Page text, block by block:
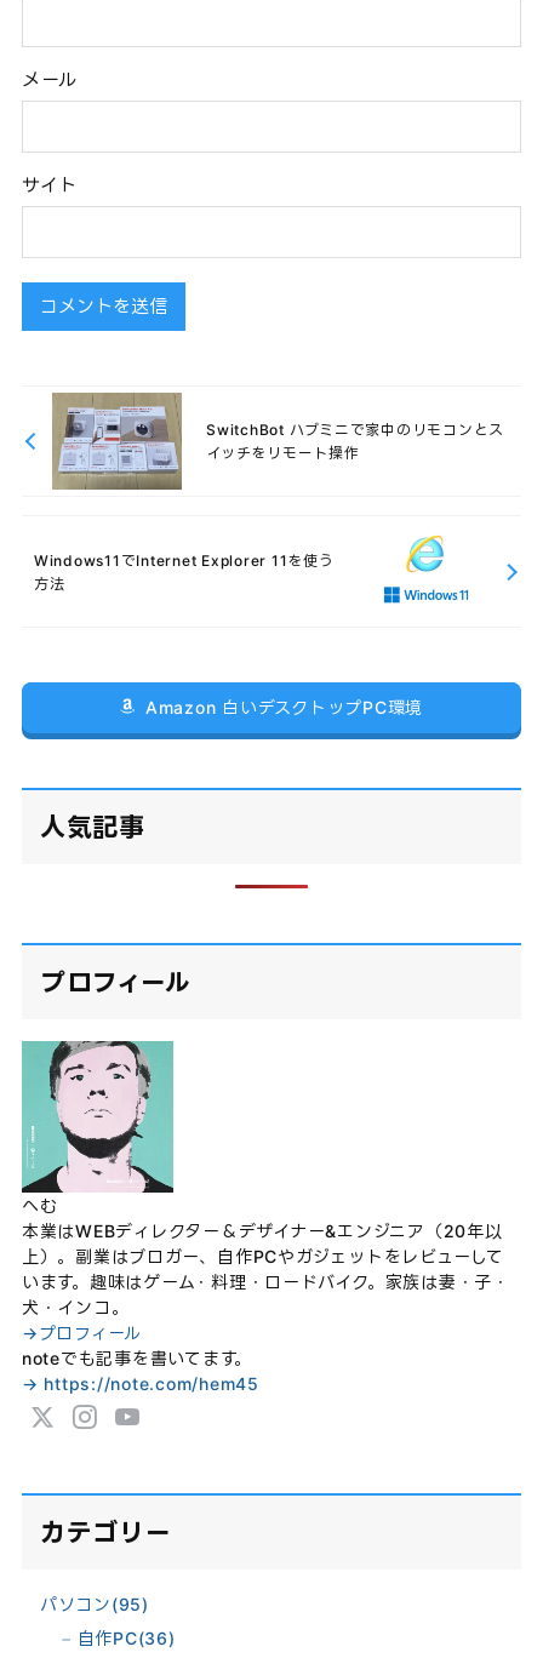
メール
サイト
SwitchBot ハブミニで家中のリモコンとス
イッチをリモート操作
Windows11でInternet Explorer 11を使う
方法
Amazon 白いデスクトップPC環境
人気記事
プロフィール
へむ
本業はWEBディレクター＆デザイナー&エンジニア（20年以
上）。副業はブロガー、自作PCやガジェットをレビューして
います。趣味はゲーム・料理・ロードバイク。家族は妻・子・
犬・インコ。
→プロフィール
noteでも記事を書いてます。
→ https://note.com/hem45
カテゴリー
パソコン(95)
自作PC(36)